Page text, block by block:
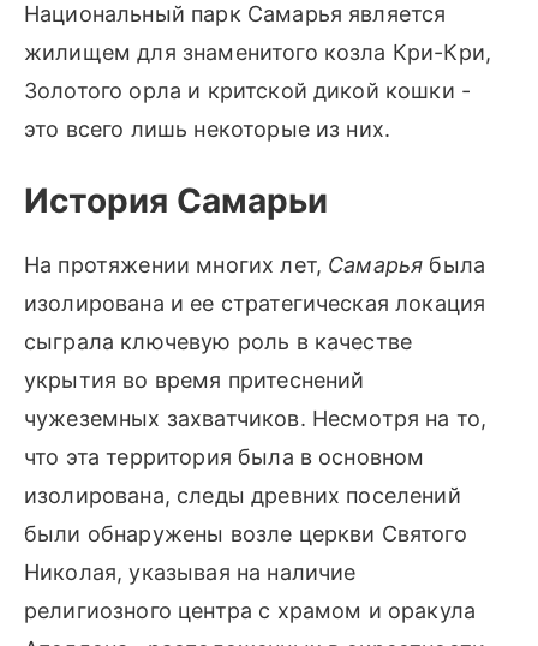
Национальный парк Самарья является
жилищем для знаменитого козла Кри-Кри,
Золотого орла и критской дикой кошки -
это всего лишь некоторые из них.
История Самарьи
На протяжении многих лет, Самарья была
изолирована и ее стратегическая локация
сыграла ключевую роль в качестве
укрытия во время притеснений
чужеземных захватчиков. Несмотря на то,
что эта территория была в основном
изолирована, следы древних поселений
были обнаружены возле церкви Святого
Николая, указывая на наличие
религиозного центра с храмом и оракула